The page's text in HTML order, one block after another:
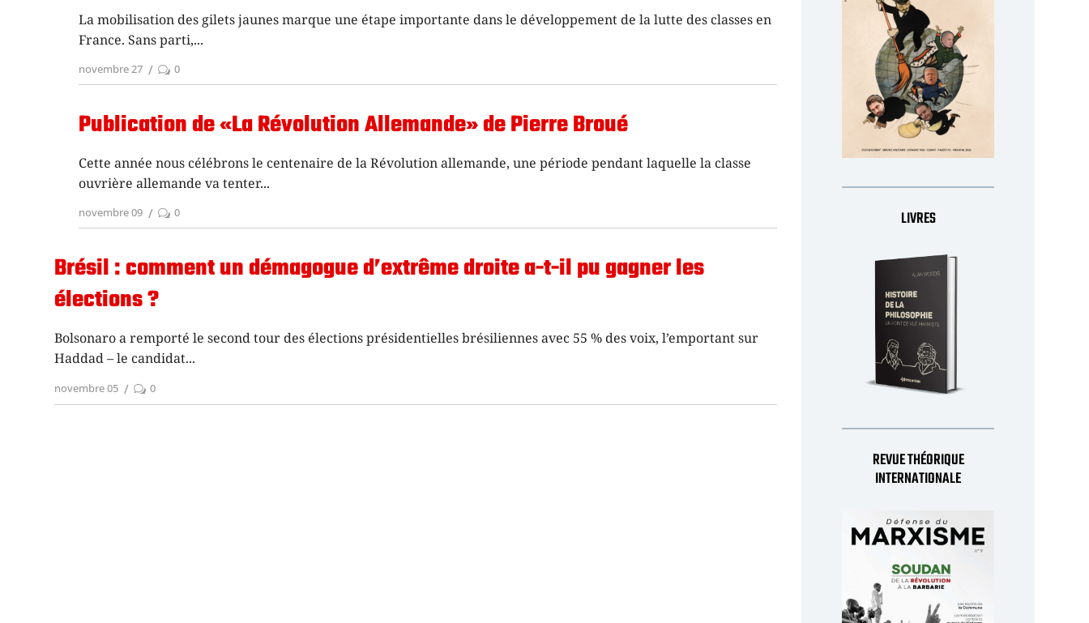
La mobilisation des gilets jaunes marque une étape importante dans le développement de la lutte des classes en
France. Sans parti,
novembre 27 0
Publication de «La Révolution Allemande» de Pierre Broué
Cette année nous célébrons le centenaire de la Révolution allemande, une période pendant laquelle la classe
ouvrière allemande va tenter
novembre 09 0
Brésil : comment un démagogue d’extrême droite a-t-il pu gagner les
élections ?
Bolsonaro a remporté le second tour des élections présidentielles brésiliennes avec 55 % des voix, l’emportant sur
Haddad – le candidat
novembre 05 0
LIVRES
REVUE THÉORIQUE
INTERNATIONALE